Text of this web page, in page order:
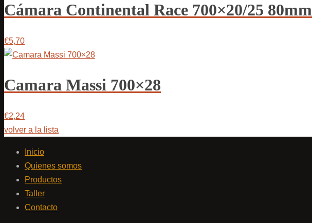
Cámara Continental Race 700×20/25 80mm
€5,70
Camara Massi 700×28
€2,24
volver a la lista
Inicio
Quienes somos
Productos
Taller
Contacto